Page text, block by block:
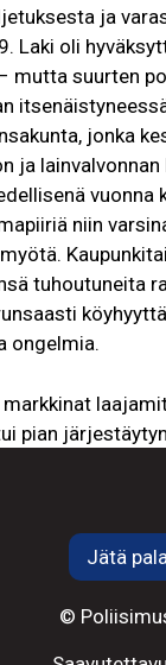
ja
Laki oli
mutta suurten
jonka
ja
niin
tuhoutuneita
ongelmia.
pian
käyttää
kilpailevien
intressien
Jätä
©